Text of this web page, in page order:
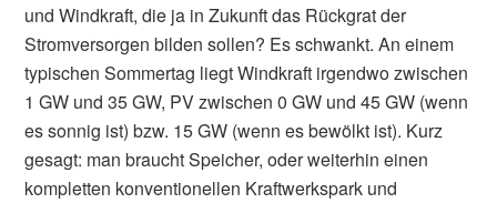
und Windkraft, die ja in Zukunft das Rückgrat der
Stromversorgen bilden sollen? Es schwankt. An einem
typischen Sommertag liegt Windkraft irgendwo zwischen
1 GW und 35 GW, PV zwischen 0 GW und 45 GW (wenn
es sonnig ist) bzw. 15 GW (wenn es bewölkt ist). Kurz
gesagt: man braucht Speicher, oder weiterhin einen
kompletten konventionellen Kraftwerkspark und